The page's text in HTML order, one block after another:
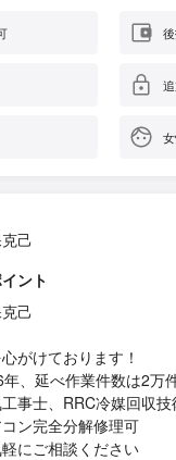
己
ント
己
がけております！
、延べ作業件数は2万
事士、RRC冷媒回収
ン完全分解修理可
にご相談ください